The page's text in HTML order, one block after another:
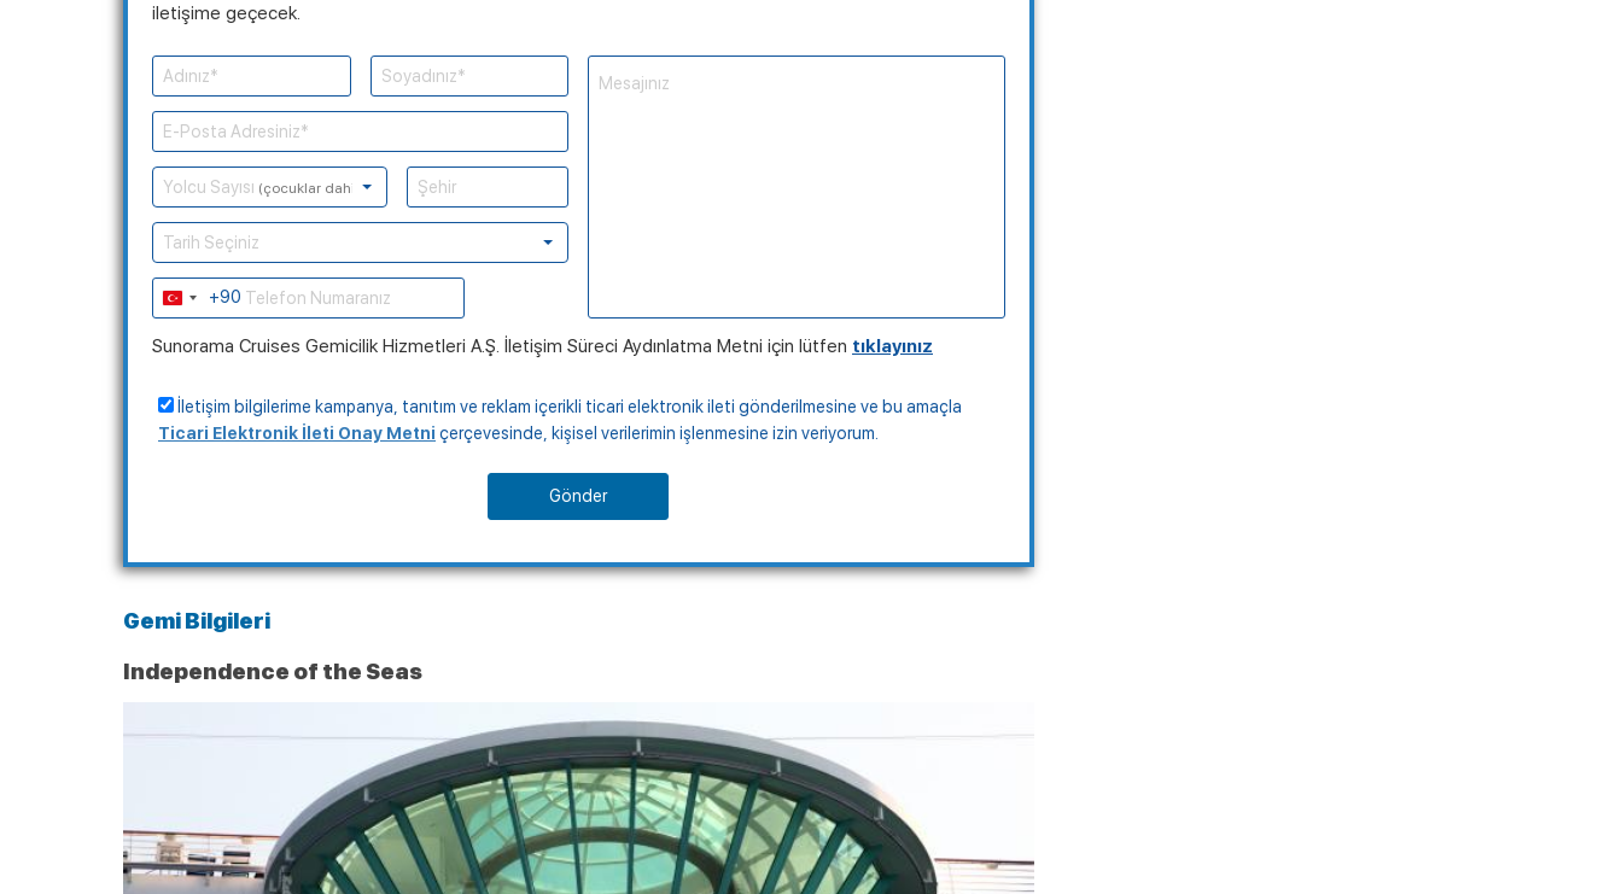
iletişime geçecek.
Yolcu Sayısı (çocuklar dahil)
Tarih Seçiniz
Turkey+90
Sunorama Cruises Gemicilik Hizmetleri A.Ş. İletişim Süreci Aydınlatma Metni için lütfen tıklayınız
İletişim bilgilerime kampanya, tanıtım ve reklam içerikli ticari elektronik ileti gönderilmesine ve bu amaçla
Ticari Elektronik İleti Onay Metni çerçevesinde, kişisel verilerimin işlenmesine izin veriyorum.
Gönder
Gemi Bilgileri
Independence of the Seas